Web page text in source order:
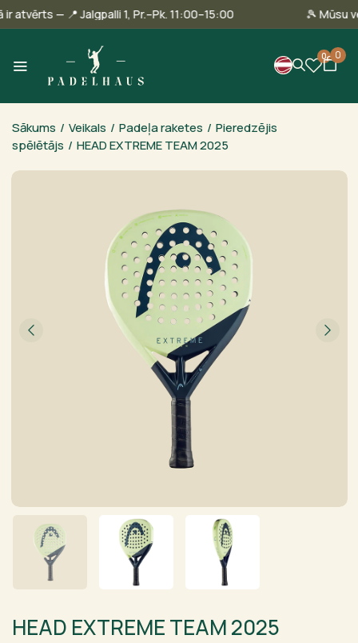
ir atvērts — 📍 Jalgpalli 1, Pr.–Pk. 11:00–15:00 🎾
0 0
Sākums / Veikals / Padeļa raketes / Pieredzējis
spēlētājs / HEAD EXTREME TEAM 2025
HEAD EXTREME TEAM 2025